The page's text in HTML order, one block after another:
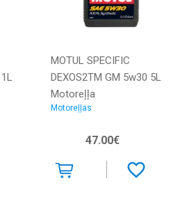
MOTUL SPECIFIC
DEXOS2TM GM 5w30 5L
Motoreļļa
Motoreļļas
47.00€